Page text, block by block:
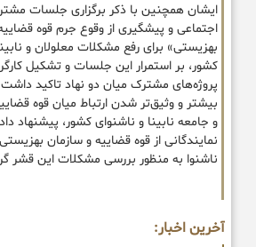
ایشان همچنین با ذکر برگزاری جلسات
اجتماعی و پیشگیری از وقوع جرم قوه
بهزیستی» برای رفع مشکلات معلولان و
کشور، بر استمرار این جلسات و تشکیل
پروژه‌های مشترک میان دو نهاد تاکید
بیشتر و وثیق‌تر شدن ارتباط میان قوه
و جامعه نابینا و ناشنوای کشور، پیشنهاد
نمایندگانی از قوه قضاییه و سازمان
ناشنوا به منظور بررسی مشکلات این قشر
آخرین اخبار: